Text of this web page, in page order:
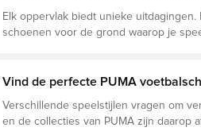
Elk oppervlak biedt unieke
schoenen voor de grond waarop je
schoenen de beste keuze zijn voor de
Vind de perfecte PUMA
Verschillende speelstijlen vragen om
en de collecties van PUMA zijn daarop